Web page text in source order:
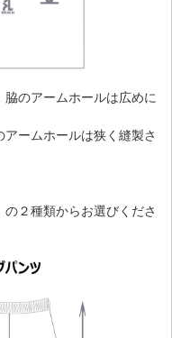
脇のアームホールは広めに
アームホールは狭く縫製さ
の２種類からお選びくださ